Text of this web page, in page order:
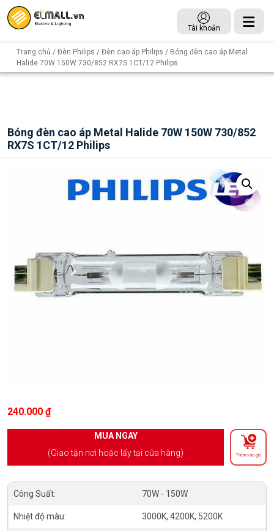
Tài khoản
Trang chủ / Đèn Philips / Đèn cao áp Philips / Bóng đèn cao áp Metal
Halide 70W 150W 730/852 RX7S 1CT/12 Philips
Bóng đèn cao áp Metal Halide 70W 150W 730/852
RX7S 1CT/12 Philips
240.000 ₫
MUA NGAY
(Giao tận nơi hoặc lấy tại cửa hàng)
Thêm vào giỏ
Công Suất: 70W - 150W
Nhiệt độ màu: 3000K, 4200K, 5200K